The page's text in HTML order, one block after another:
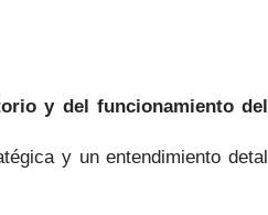
y del funcionamiento
y un entendimiento